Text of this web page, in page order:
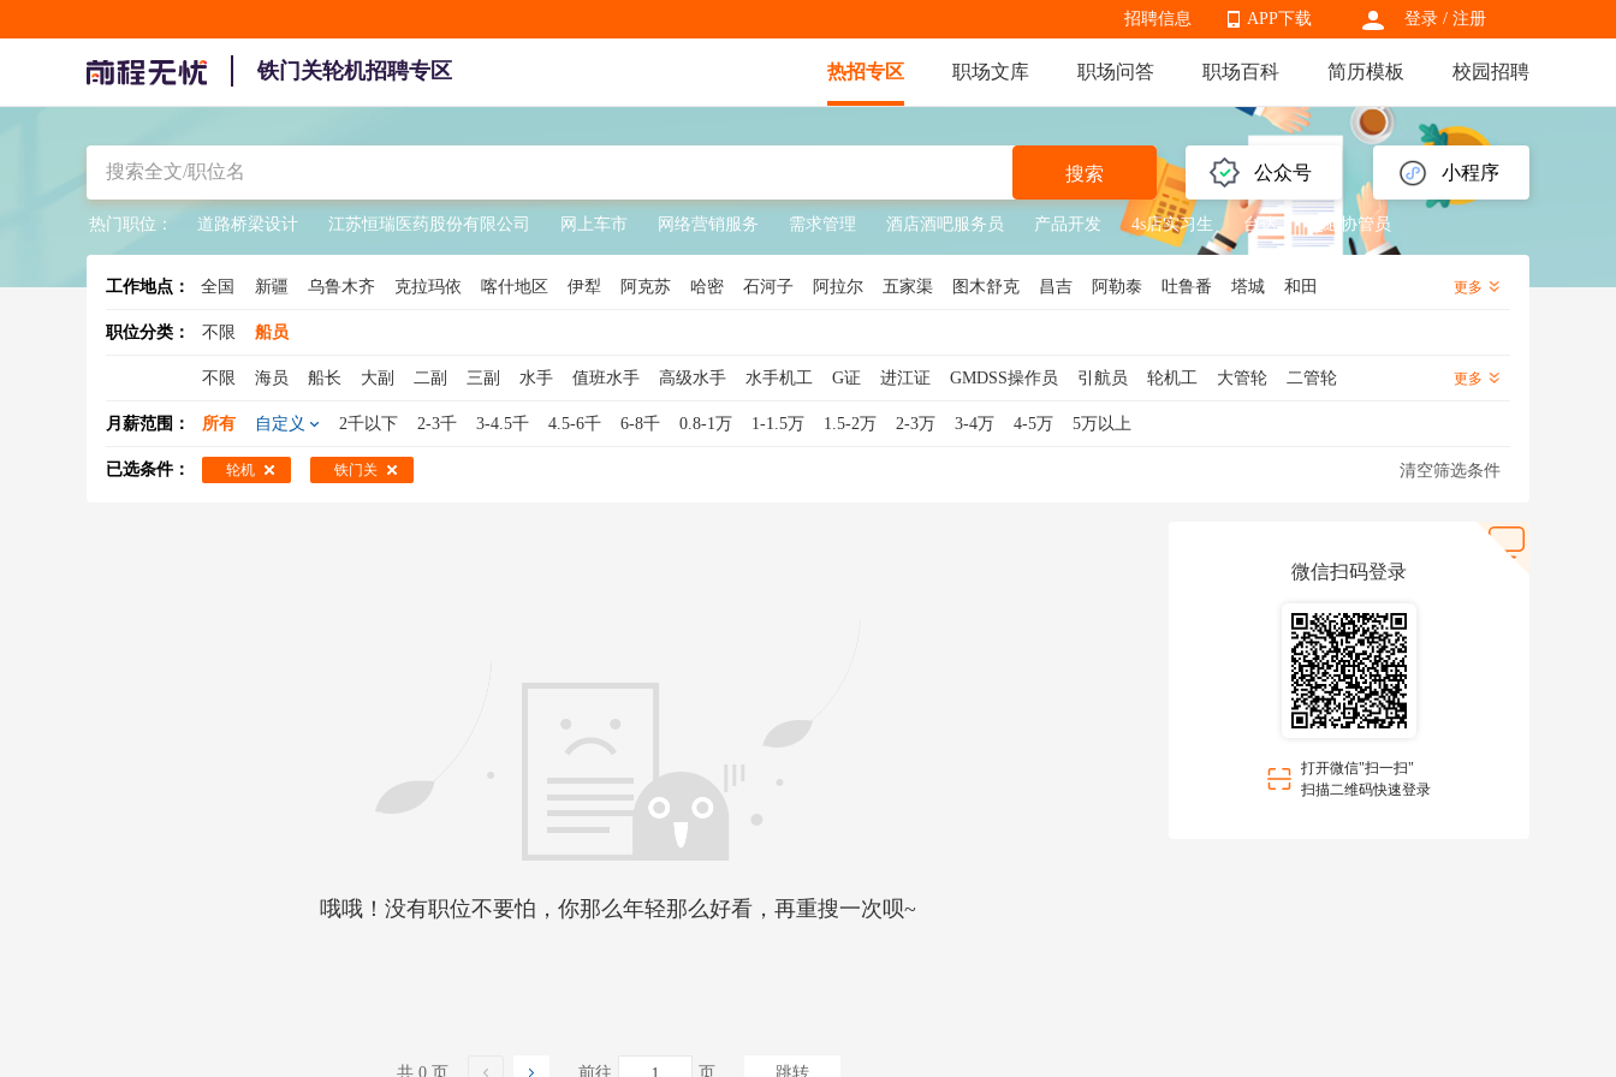
登录 / 注册
APP下载
APP下载
招聘信息
铁门关轮机招聘专区 热招专区 职场文库 职场问答 职场百科 简历模板 校园招聘
公众号 小程序
搜索
热门职位： 道路桥梁设计 江苏恒瑞医药股份有限公司 网上车市 网络营销服务 需求管理 酒店酒吧服务员 产品开发 4s店实习生 台达 交通协管员
工作地点： 全国 新疆 乌鲁木齐 克拉玛依 喀什地区 伊犁 阿克苏 哈密 石河子 阿拉尔 五家渠 图木舒克 昌吉 阿勒泰 吐鲁番 塔城
和田
克孜勒苏柯尔克孜
更多
职位分类： 不限 船员
不限 海员 船长 大副 二副 三副 水手 值班水手 高级水手 水手机工 G证 进江证 GMDSS操作员 引航员 轮机工 大管轮
二管轮
三管轮
轮机助理 轮机 轮机长 船舶驾驶员 邮轮 地效翼船员 船舶 游艇 海务管理 船舶机务 岸基管理 航运
更多
月薪范围： 所有 自定义 2千以下 2-3千 3-4.5千 4.5-6千 6-8千 0.8-1万 1-1.5万 1.5-2万 2-3万 3-4万 4-5万 5万以上
已选条件： 轮机 铁门关 清空筛选条件
哦哦！没有职位不要怕，你那么年轻那么好看，再重搜一次呗~
共 0 页 前往 页 跳转
微信扫码登录
打开微信"扫一扫"
扫描二维码快速登录